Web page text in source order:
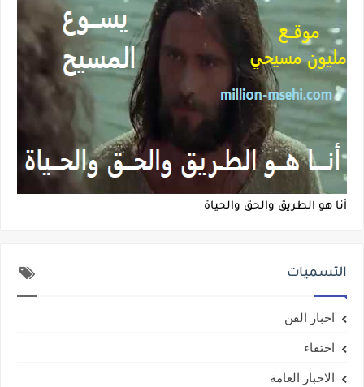
أنا هو الطريق والحق والحياة
التسميات
اخبار الفن
اختفاء
الاخبار العامة